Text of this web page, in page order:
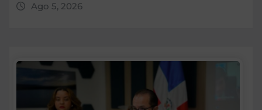
Ago 5, 2026